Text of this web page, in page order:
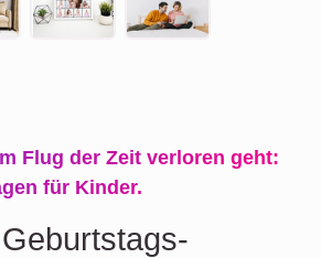
Flug der Zeit verloren geht:
für Kinder.